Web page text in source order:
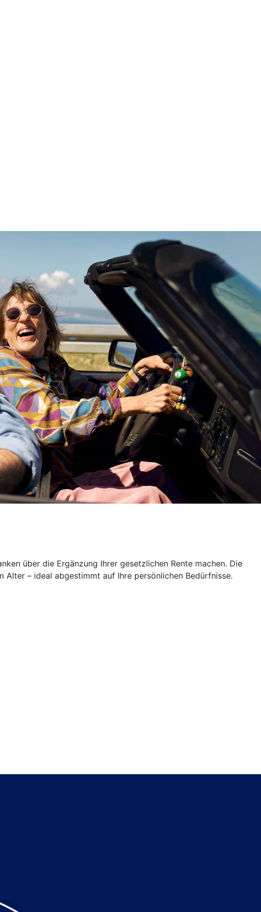
über die Ergänzung Ihrer gesetzlichen Rente machen. Die
Alter – ideal abgestimmt auf Ihre persönlichen Bedürfnisse.